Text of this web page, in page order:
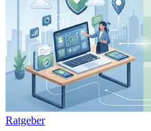
Ratgeber